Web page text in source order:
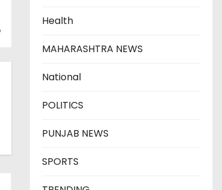
Health
MAHARASHTRA NEWS
National
POLITICS
PUNJAB NEWS
SPORTS